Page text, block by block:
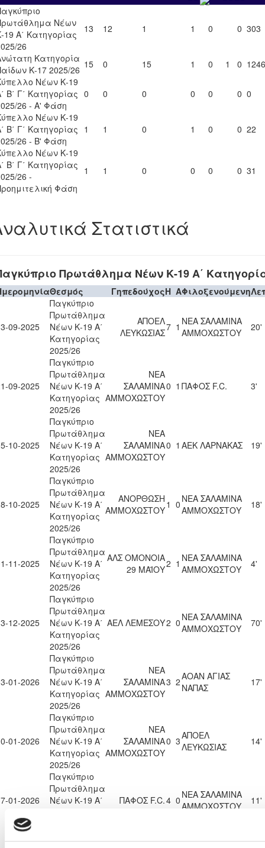
Νέων
19 Α΄ Κατηγορίας
26
13 12 1 1 0 0 303
Κατηγορία
Κ-17 2025/26 15 0 15 1 0 1 0 1246
Νέων Κ-19
Β΄ Γ΄ Κατηγορίας
26 - Α' Φάση
0 0 0 0 0 0 0
Νέων Κ-19
Β΄ Γ΄ Κατηγορίας
26 - Β' Φάση
1 1 0 1 0 0 22
Νέων Κ-19
Β΄ Γ΄ Κατηγορίας
26 -
Φάση
1 1 0 0 0 0 31
Στατιστικά
Πρωτάθλημα Νέων Κ-19 Α΄
Θεσμός ΓηπεδούχοςH AΦιλοξενούμενη
09-2025
Παγκύπριο
Πρωτάθλημα
Νέων Κ-19 Α΄
Κατηγορίας
2025/26
ΑΠΟΕΛ
ΛΕΥΚΩΣΙΑΣ7 1 ΝΕΑ ΣΑΛΑΜΙΝΑ
ΑΜΜΟΧΩΣΤΟΥ
20'
09-2025
Παγκύπριο
Πρωτάθλημα
Νέων Κ-19 Α΄
Κατηγορίας
2025/26
ΝΕΑ
ΣΑΛΑΜΙΝΑ
ΑΜΜΟΧΩΣΤΟΥ
0 1 ΠΑΦΟΣ F.C. 3'
10-2025
Παγκύπριο
Πρωτάθλημα
Νέων Κ-19 Α΄
Κατηγορίας
2025/26
ΝΕΑ
ΣΑΛΑΜΙΝΑ
ΑΜΜΟΧΩΣΤΟΥ
0 1 ΑΕΚ ΛΑΡΝΑΚΑΣ 19'
10-2025
Παγκύπριο
Πρωτάθλημα
Νέων Κ-19 Α΄
Κατηγορίας
2025/26
ΑΝΟΡΘΩΣΗ
ΑΜΜΟΧΩΣΤΟΥ1 0 ΝΕΑ ΣΑΛΑΜΙΝΑ
ΑΜΜΟΧΩΣΤΟΥ
18'
11-2025
Παγκύπριο
Πρωτάθλημα
Νέων Κ-19 Α΄
Κατηγορίας
2025/26
ΑΛΣ ΟΜΟΝΟΙΑ
29 ΜΑΪΟΥ2 1 ΝΕΑ ΣΑΛΑΜΙΝΑ
ΑΜΜΟΧΩΣΤΟΥ
4'
12-2025
Παγκύπριο
Πρωτάθλημα
Νέων Κ-19 Α΄
Κατηγορίας
2025/26
ΑΕΛ ΛΕΜΕΣΟΥ2 0 ΝΕΑ ΣΑΛΑΜΙΝΑ
ΑΜΜΟΧΩΣΤΟΥ
70'
01-2026
Παγκύπριο
Πρωτάθλημα
Νέων Κ-19 Α΄
Κατηγορίας
2025/26
ΝΕΑ
ΣΑΛΑΜΙΝΑ
ΑΜΜΟΧΩΣΤΟΥ
3 2ΑΟΑΝ ΑΓΙΑΣ
ΝΑΠΑΣ
17'
01-2026
Παγκύπριο
Πρωτάθλημα
Νέων Κ-19 Α΄
Κατηγορίας
2025/26
ΝΕΑ
ΣΑΛΑΜΙΝΑ
ΑΜΜΟΧΩΣΤΟΥ
0 3ΑΠΟΕΛ
ΛΕΥΚΩΣΙΑΣ
14'
01-2026
Παγκύπριο
Πρωτάθλημα
Νέων Κ-19 Α΄
ΠΑΦΟΣ F.C.4 0 ΝΕΑ ΣΑΛΑΜΙΝΑ
ΑΜΜΟΧΩΣΤΟΥ
11'